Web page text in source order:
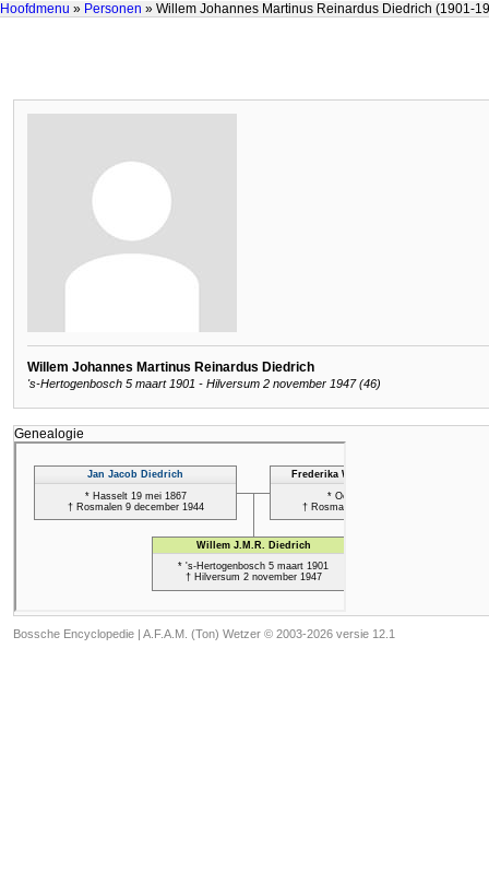
Hoofdmenu » Personen » Willem Johannes Martinus Reinardus Diedrich (1901-
Willem Johannes Martinus Reinardus Diedrich
's-Hertogenbosch 5 maart 1901 - Hilversum 2 november 1947 (46)
Genealogie
Bossche Encyclopedie | A.F.A.M. (Ton) Wetzer © 2003-2026 versie 12.1